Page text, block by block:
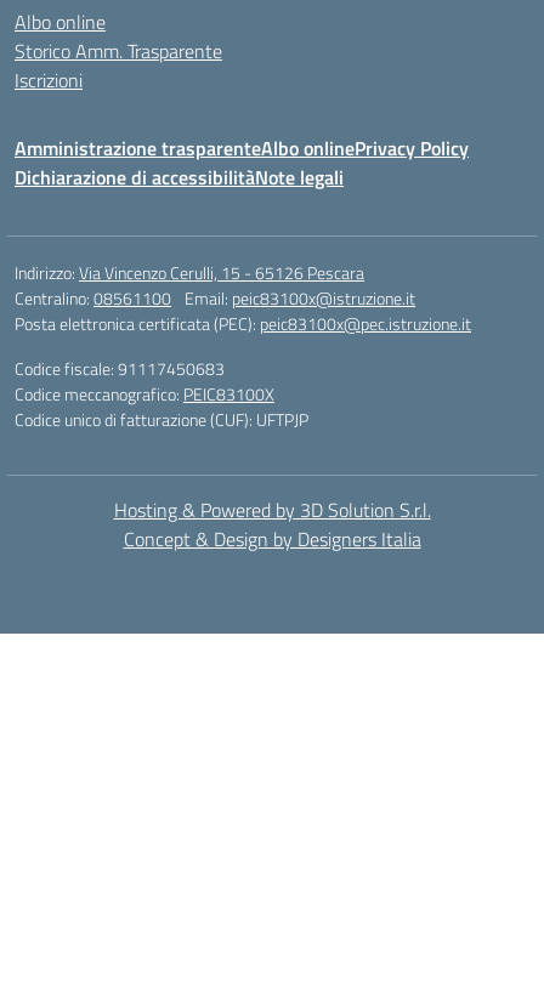
Albo online
Storico Amm. Trasparente
Iscrizioni
Amministrazione trasparenteAlbo onlinePrivacy Policy
Dichiarazione di accessibilitàNote legali
Indirizzo:Via Vincenzo Cerulli, 15 - 65126 Pescara
Centralino:08561100 Email: peic83100x@istruzione.it
Posta elettronica certificata (PEC): peic83100x@pec.istruzione.it
Codice fiscale: 91117450683
Codice meccanografico: PEIC83100X
Codice unico di fatturazione (CUF): UFTPJP
Hosting & Powered by 3D Solution S.r.l.
Concept & Design by Designers Italia